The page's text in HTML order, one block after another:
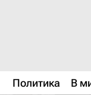
Политика В